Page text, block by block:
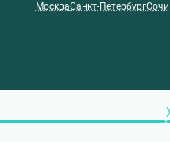
МоскваСанкт-ПетербургСочи